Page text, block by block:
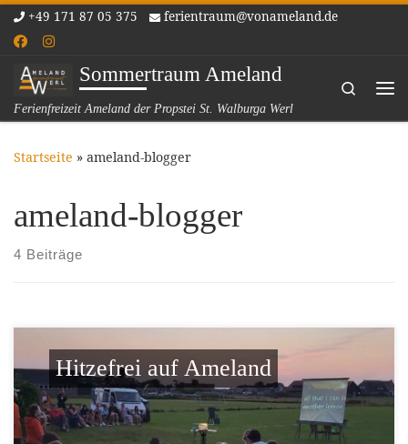
Zum Inhalt springen
+49 171 87 05 375 ferientraum@vonameland.de
Sommertraum Ameland
Ferienfreizeit Ameland der Propstei St. Walburga Werl
Search
Startseite » ameland-blogger
ameland-blogger
4 Beiträge
Hitzefrei auf Ameland